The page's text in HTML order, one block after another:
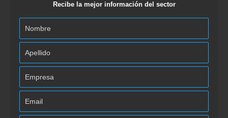
Recibe la mejor información del sector